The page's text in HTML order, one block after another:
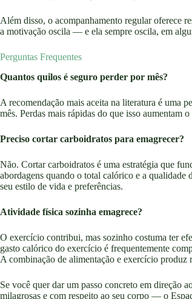
Além disso, o acompanhamento regular oferece
a motivação oscila — e ela sempre oscila, em
Perguntas Frequentes
Quantos quilos é seguro perder por mês?
A recomendação mais aceita na literatura é uma
mês. Perdas mais rápidas do que isso aumentam
Preciso cortar carboidratos para emagrecer?
Não. Cortar carboidratos é uma estratégia que
abordagens quando o total calórico e a qualidade
seu estilo de vida e preferências.
Atividade física sozinha emagrece?
O exercício contribui, mas sozinho costuma ter
gasto calórico do exercício é frequentemente
A combinação de alimentação e exercício produz
Se você quer dar um passo concreto em direção
milagrosas e com respeito ao seu corpo — o